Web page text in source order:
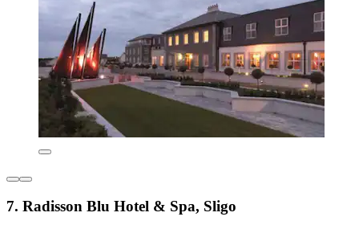
7. Radisson Blu Hotel & Spa, Sligo